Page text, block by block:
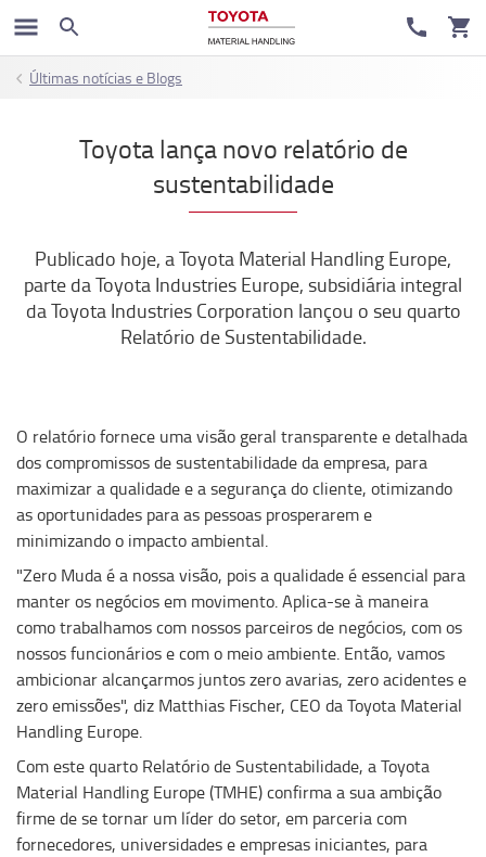
Últimas notícias e Blogs
Toyota lança novo relatório de
sustentabilidade
Publicado hoje, a Toyota Material Handling Europe,
parte da Toyota Industries Europe, subsidiária integral
da Toyota Industries Corporation lançou o seu quarto
Relatório de Sustentabilidade.
O relatório fornece uma visão geral transparente e detalhada
dos compromissos de sustentabilidade da empresa, para
maximizar a qualidade e a segurança do cliente, otimizando
as oportunidades para as pessoas prosperarem e
minimizando o impacto ambiental.
"Zero Muda é a nossa visão, pois a qualidade é essencial para
manter os negócios em movimento. Aplica-se à maneira
como trabalhamos com nossos parceiros de negócios, com os
nossos funcionários e com o meio ambiente. Então, vamos
ambicionar alcançarmos juntos zero avarias, zero acidentes e
zero emissões", diz Matthias Fischer, CEO da Toyota Material
Handling Europe.
Com este quarto Relatório de Sustentabilidade, a Toyota
Material Handling Europe (TMHE) confirma a sua ambição
firme de se tornar um líder do setor, em parceria com
fornecedores, universidades e empresas iniciantes, para